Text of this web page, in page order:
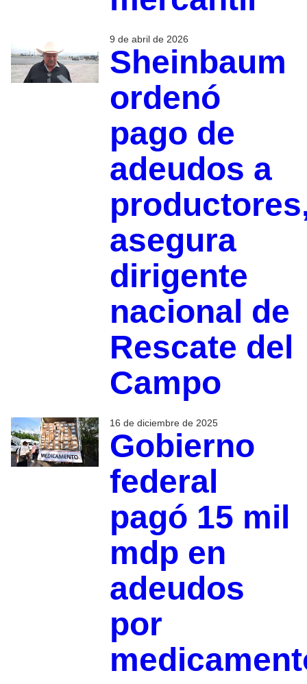
9 de abril de 2026
Sheinbaum
ordenó
pago de
adeudos a
asegura
dirigente
nacional de
Rescate del
Campo
16 de diciembre de 2025
Gobierno
federal
pagó 15 mil
mdp en
adeudos
por